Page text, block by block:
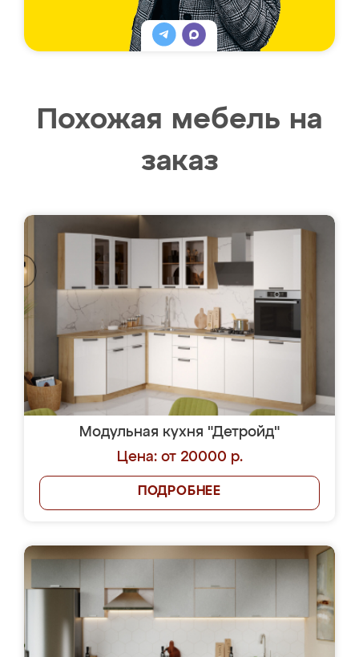
Похожая мебель на
заказ
Модульная кухня "Детройд"
Цена: от 20000 р.
ПОДРОБНЕЕ